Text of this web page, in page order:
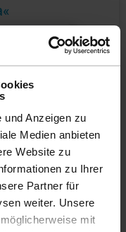
und Anzeigen zu
Medien anbieten
Website zu
zu Ihrer
Partner für
weiter. Unsere
mit
Angeboten ab